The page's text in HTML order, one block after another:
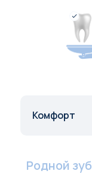
Комфорт
Родной зуб